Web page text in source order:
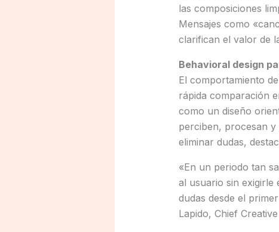
las composiciones
Mensajes como
clarifican el valor de
Behavioral design
El comportamiento
rápida comparación
como un diseño
perciben, procesan y
eliminar dudas,
«En un periodo tan
al usuario sin exigirle
dudas desde el
Lapido, Chief